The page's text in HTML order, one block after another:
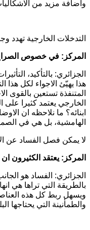
واضافة مزيد من
التدخلات الخارجية تهدد
المركز: في خصوص الصراع
الجزائري: بالتأكيد،
هذا يهيّئ الاجواء لكل هذا
المتنفذة تستعين بالقوى
الخارجي يعتمد كثيرا
ابنائه؟ ما نلاحظه ان
الهامشية، بل هي في
لا يمكن فصل الفساد عن
المركز: يعتقد الكثيرون
الجزائري: الفساد هو
بالطريقة التي تراها هي
ويسهل ربط كل هذه
والطمأنينة التي يحتاجها